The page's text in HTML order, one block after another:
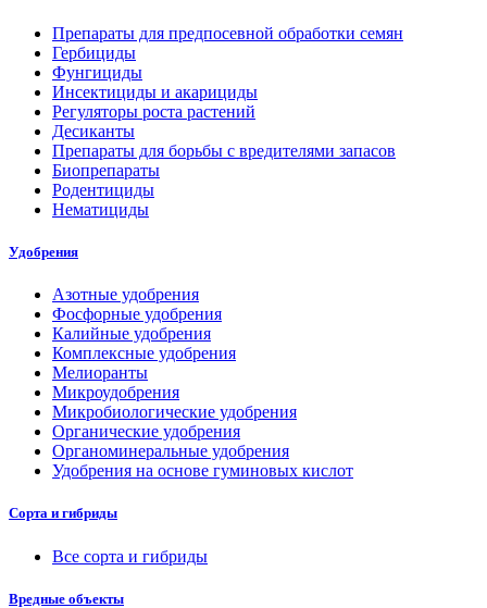
Препараты для предпосевной обработки семян
Гербициды
Фунгициды
Инсектициды и акарициды
Регуляторы роста растений
Десиканты
Препараты для борьбы с вредителями запасов
Биопрепараты
Родентициды
Нематициды
Удобрения
Азотные удобрения
Фосфорные удобрения
Калийные удобрения
Комплексные удобрения
Мелиоранты
Микроудобрения
Микробиологические удобрения
Органические удобрения
Органоминеральные удобрения
Удобрения на основе гуминовых кислот
Сорта и гибриды
Все сорта и гибриды
Вредные объекты